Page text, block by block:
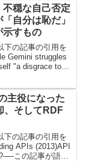
穏な自己否定
自分は恥だ」
示すもの
下の記事の引用を
Gemini struggles
"a disgrace to
主役になった
、そしてRDF
下の記事の引用を
APIs (2013)API
この記事が語る